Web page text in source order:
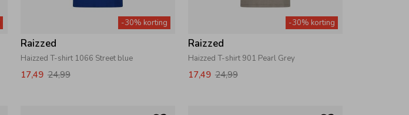
-30% korting
Raizzed
Haizzed T-shirt 1066 Street blue
17,49 24,99
-30% korting
Raizzed
Haizzed T-shirt 901 Pearl Grey
17,49 24,99